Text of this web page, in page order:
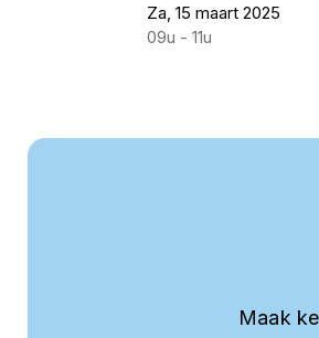
Za, 15 maart 2025
09u - 11u
Maak